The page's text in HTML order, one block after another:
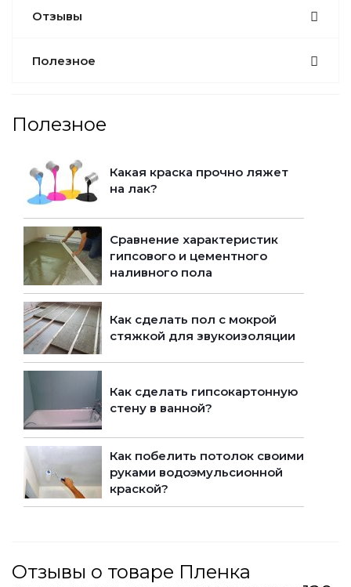
Отзывы
Полезное
Полезное
Какая краска прочно ляжет
на лак?
Сравнение характеристик
гипсового и цементного
наливного пола
Как сделать пол с мокрой
стяжкой для звукоизоляции
Как сделать гипсокартонную
стену в ванной?
Как побелить потолок своими
руками водоэмульсионной
краской?
Отзывы о товаре Пленка